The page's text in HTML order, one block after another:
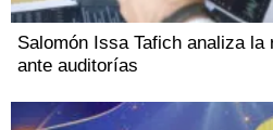
Salomón Issa Tafich analiza
ante auditorías